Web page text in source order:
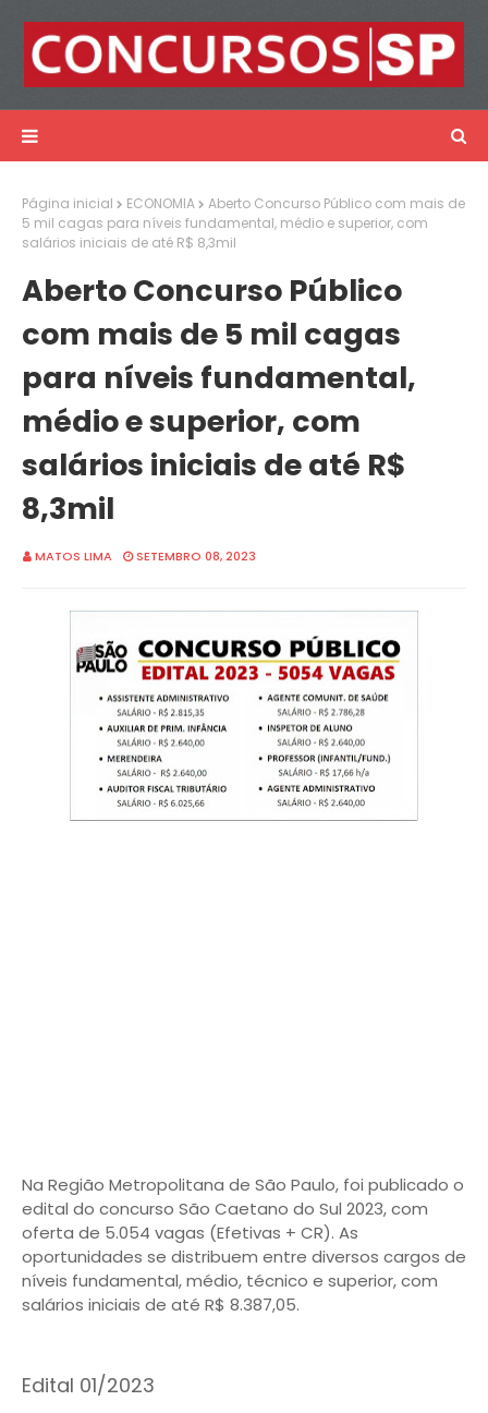
Página inicial ECONOMIA
Aberto Concurso Público com mais de
5 mil cagas para níveis fundamental, médio e superior, com
salários iniciais de até R$ 8,3mil
Aberto Concurso Público
com mais de 5 mil cagas
para níveis fundamental,
médio e superior, com
salários iniciais de até R$
8,3mil
MATOS LIMA SETEMBRO 08, 2023
Na Região Metropolitana de São Paulo, foi publicado o
edital do concurso São Caetano do Sul 2023, com
oferta de 5.054 vagas (Efetivas + CR). As
oportunidades se distribuem entre diversos cargos de
níveis fundamental, médio, técnico e superior, com
salários iniciais de até R$ 8.387,05.
Edital 01/2023